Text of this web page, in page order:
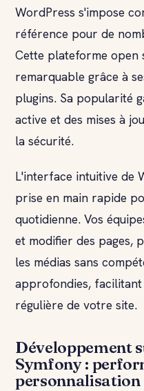
WordPress s'impose
référence pour de
Cette plateforme
remarquable grâce à
plugins. Sa popularité
active et des mises à
la sécurité.
L'interface intuitive de
prise en main rapide
quotidienne. Vos
et modifier des pages,
les médias sans
approfondies, facilitant
régulière de votre site.
Développement
Symfony :
personnalisation